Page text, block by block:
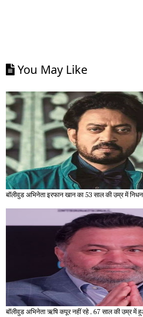
You May Like
बॉलीवुड अभिनेता इरफान खान का 53 साल की उम्र में
बॉलीवुड अभिनेता ऋषि कपूर नहीं रहे , 67 साल की उम्र में